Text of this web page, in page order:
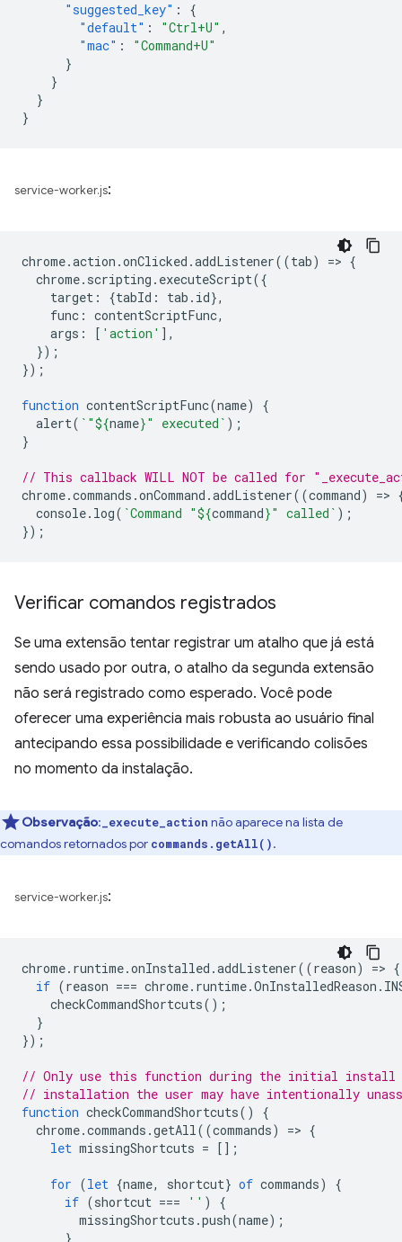
"suggested_key" :
{
"default" : "Ctrl+U" ,
"mac" :
"Command+U"
}
}
}
}
service-worker.js:
chrome.action .onClicked .addListener((tab) => {
chrome. scripting . executeScript({
target : {tabId : tab . id},
func : contentScriptFunc,
args : [ 'action' ],
});
});
function contentScriptFunc(name)
{
alert( `"${name}" executed` );
}
// This callback WILL NOT be called for
chrome.commands .onCommand .addListener((command) =>
console. log( `Command "${command}" called` );
});
Verificar comandos registrados
Se uma extensão tentar registrar um atalho que já está
sendo usado por outra, o atalho da segunda extensão
não será registrado como esperado. Você pode
oferecer uma experiência mais robusta ao usuário final
antecipando essa possibilidade e verificando colisões
no momento da instalação.
Observação: _execute_action não aparece na lista de
comandos retornados por commands.getAll().
service-worker.js:
chrome. runtime.onInstalled .addListener((reason) => {
if (reason === chrome. runtime.OnInstalledReason .
checkCommandShortcuts();
}
});
// Only use this function during the initial install
// installation the user may have intentionally
function checkCommandShortcuts()
{
chrome.commands .getAll((commands) => {
let missingShortcuts = [];
for (let {name, shortcut} of commands)
{
if (shortcut === '' )
{
missingShortcuts .push(name);
}